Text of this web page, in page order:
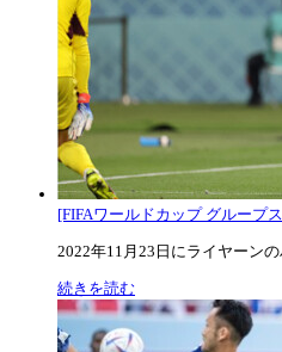
[FIFAワールドカップ グループ
2022年11月23日にライヤーン
続きを読む